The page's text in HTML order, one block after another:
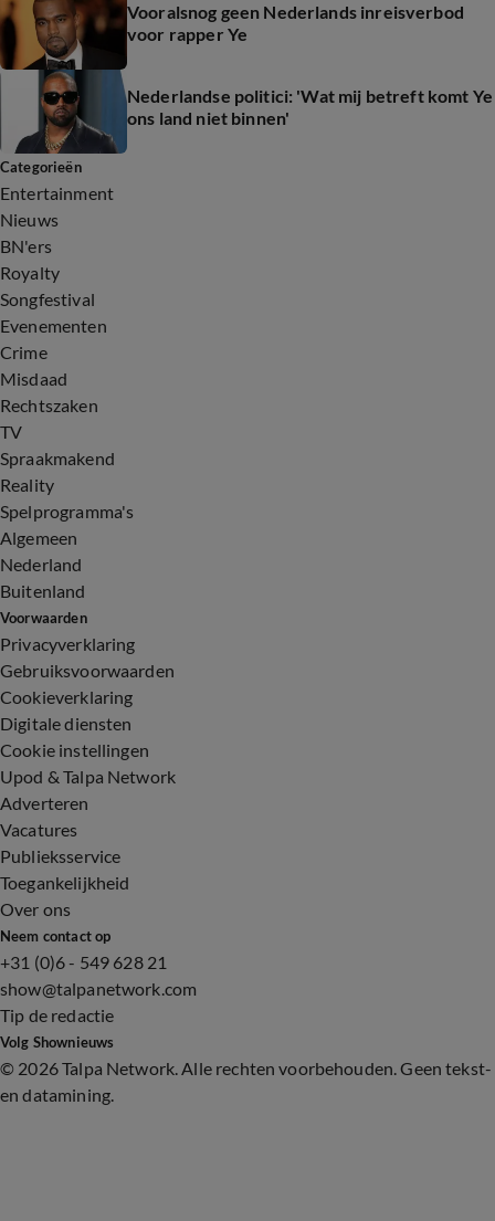
Vooralsnog geen Nederlands inreisverbod
voor rapper Ye
Nederlandse politici: 'Wat mij betreft komt Ye
ons land niet binnen'
Categorieën
Entertainment
Nieuws
BN'ers
Royalty
Songfestival
Evenementen
Crime
Misdaad
Rechtszaken
TV
Spraakmakend
Reality
Spelprogramma's
Algemeen
Nederland
Buitenland
Voorwaarden
Privacyverklaring
Gebruiksvoorwaarden
Cookieverklaring
Digitale diensten
Cookie instellingen
Upod & Talpa Network
Adverteren
Vacatures
Publieksservice
Toegankelijkheid
Over ons
Neem contact op
+31 (0)6 - 549 628 21
show@talpanetwork.com
Tip de redactie
Volg Shownieuws
© 2026 Talpa Network. Alle rechten voorbehouden. Geen tekst-
en datamining.